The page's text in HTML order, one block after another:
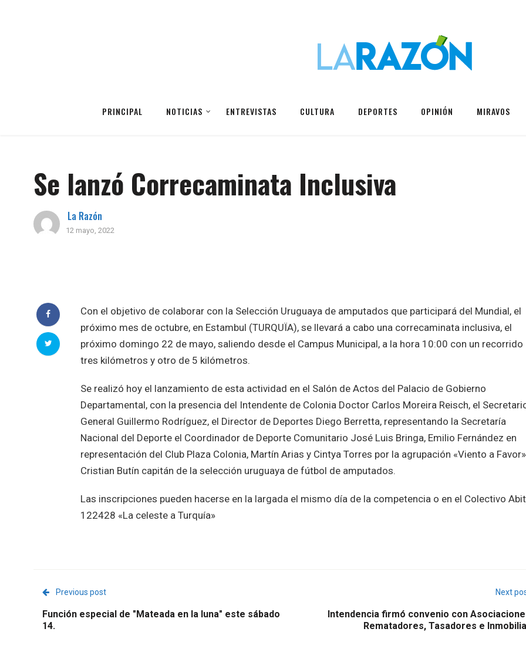
PRINCIPAL NOTICIAS ENTREVISTAS CULTURA DEPORTES OPINIÓN MIRAVOS
Se lanzó Correcaminata Inclusiva
La Razón
12 mayo, 2022
Con el objetivo de colaborar con la Selección Uruguaya de amputados que participará del Mundial, el
próximo mes de octubre, en Estambul (TURQUÏA), se llevará a cabo una correcaminata inclusiva, el
próximo domingo 22 de mayo, saliendo desde el Campus Municipal, a la hora 10:00 con un recorrido
tres kilómetros y otro de 5 kilómetros.
Se realizó hoy el lanzamiento de esta actividad en el Salón de Actos del Palacio de Gobierno
Departamental, con la presencia del Intendente de Colonia Doctor Carlos Moreira Reisch, el
General Guillermo Rodríguez, el Director de Deportes Diego Berretta, representando la Secretaría
Nacional del Deporte el Coordinador de Deporte Comunitario José Luis Bringa, Emilio Fernández en
representación del Club Plaza Colonia, Martín Arias y Cintya Torres por la agrupación «Viento a
Cristian Butín capitán de la selección uruguaya de fútbol de amputados.
Las inscripciones pueden hacerse en la largada el mismo día de la competencia o en el Colectivo
122428 «La celeste a Turquía»
Previous post
Función especial de "Mateada en la luna" este sábado
14.
Next
Intendencia firmó convenio con
Rematadores, Tasadores e